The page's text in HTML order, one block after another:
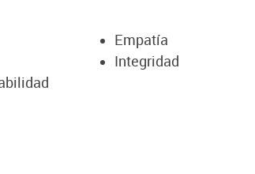
Empatía
Integridad